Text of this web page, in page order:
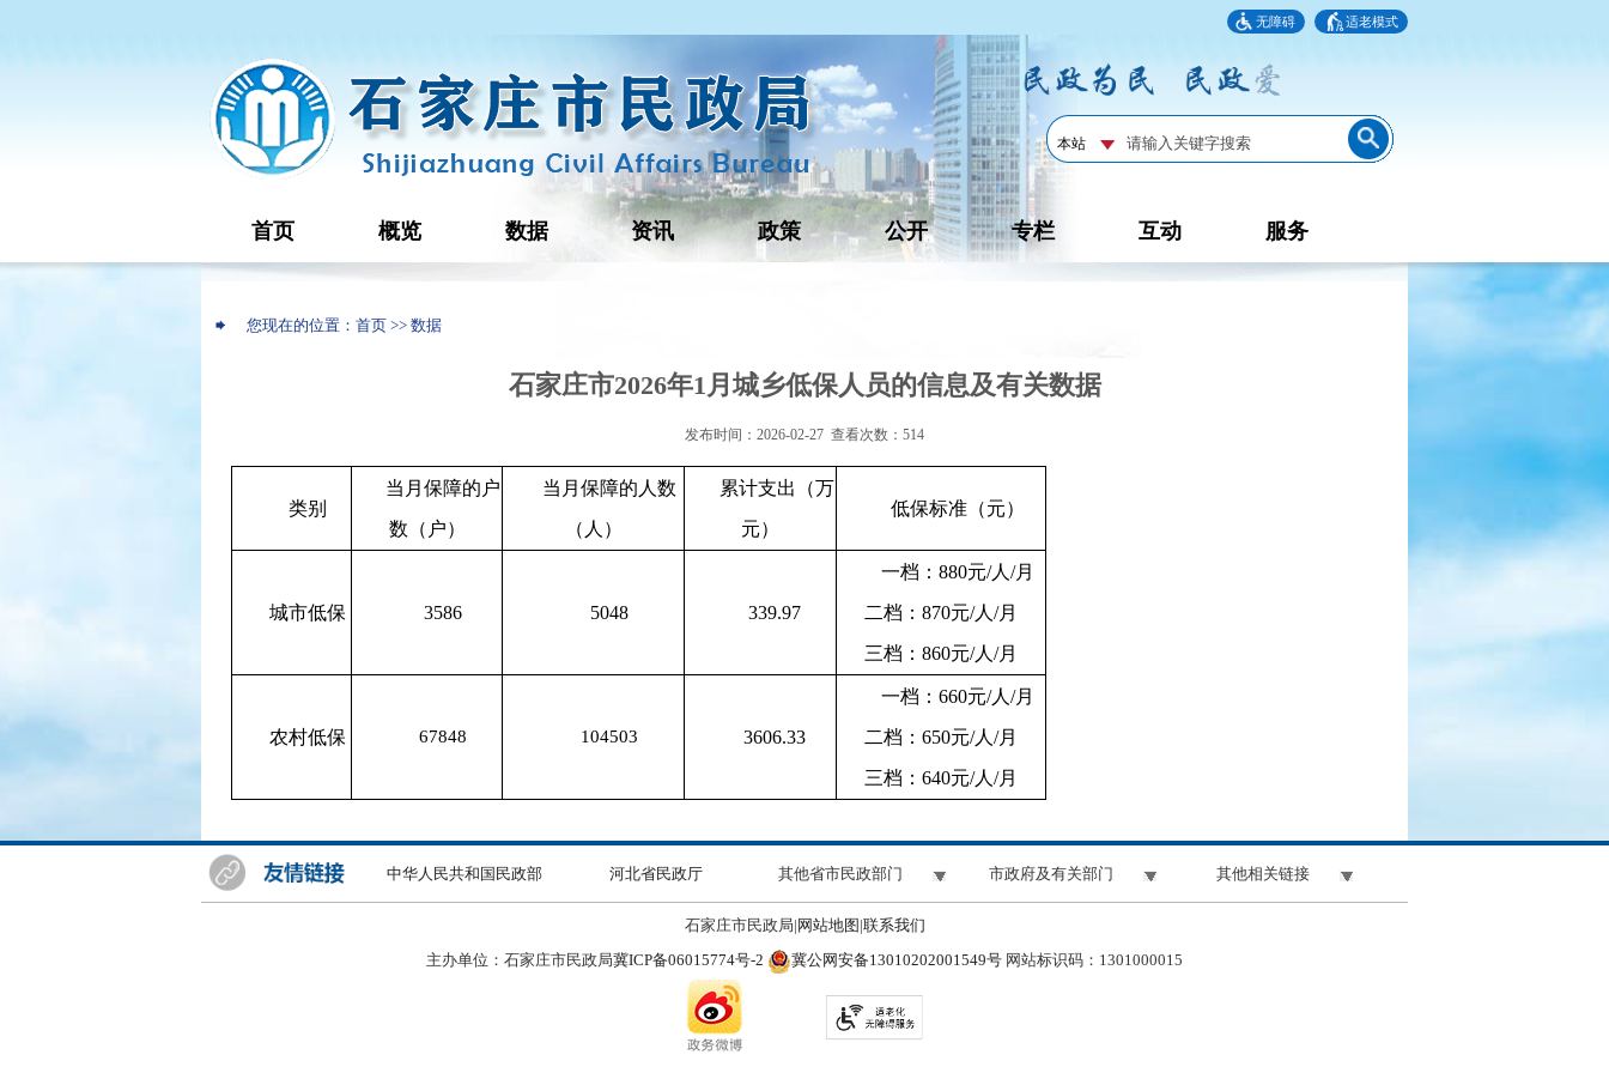
无障碍 适老模式
首页 概览 数据 资讯 政策 公开 专栏 互动 服务
您现在的位置：首页 >> 数据
石家庄市2026年1月城乡低保人员的信息及有关数据
发布时间：2026-02-27 查看次数： 514
类别
当月保障的户
数（户）
当月保障的人数
（人）
累计支出（万
元）
低保标准（元）
城市低保 3586 5048 339.97
一档：880元/人/月
二档：870元/人/月
三档：860元/人/月
农村低保 67848 104503 3606.33
一档：660元/人/月
二档：650元/人/月
三档：640元/人/月
中华人民共和国民政部 河北省民政厅 其他省市民政部门 市政府及有关部门 其他相关链接
石家庄市民政局| 网站地图 |联系我们
主办单位：石家庄市民政局冀ICP备06015774号-2 冀公网安备13010202001549号 网站标识码：1301000015